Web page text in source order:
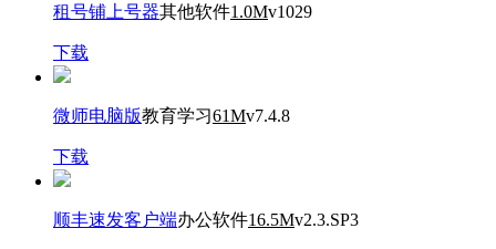
租号铺上号器其他软件1.0Mv1029
下载
微师电脑版教育学习61Mv7.4.8
下载
顺丰速发客户端办公软件16.5Mv2.3.SP3